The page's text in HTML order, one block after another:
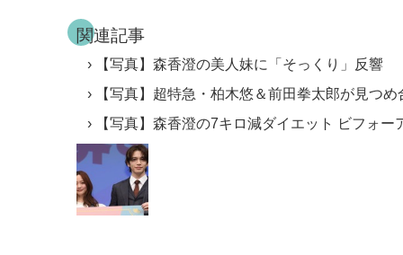
関連記事
【写真】森香澄の美人妹に「そっくり」反響
【写真】超特急・柏木悠＆前田拳太郎が見つめ
【写真】森香澄の7キロ減ダイエット ビフォー